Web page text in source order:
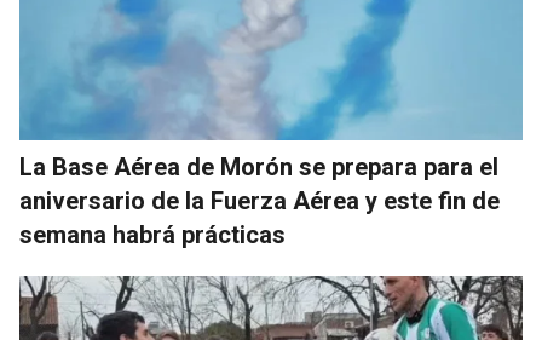
La Base Aérea de Morón se prepara para el
aniversario de la Fuerza Aérea y este fin de
semana habrá prácticas